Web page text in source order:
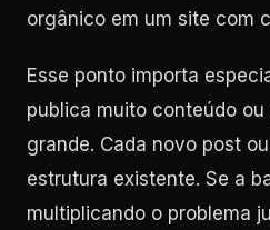
orgânico em um site com
Esse ponto importa
publica muito conteúdo
grande. Cada novo post
estrutura existente. Se a
multiplicando o problema